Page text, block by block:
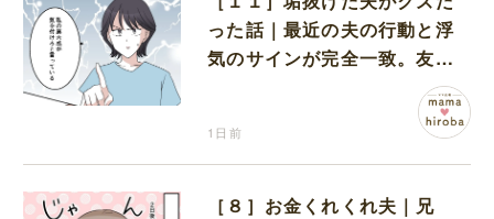
った話｜最近の夫の行動と浮
気のサインが完全一致。友人
1日前
［８］お金くれくれ夫｜兄